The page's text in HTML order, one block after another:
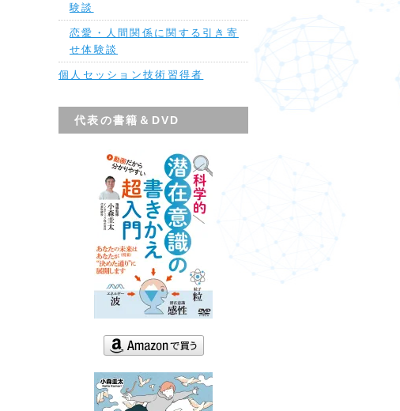
験談
恋愛・人間関係に関する引き寄
せ体験談
個人セッション技術習得者
代表の書籍＆DVD